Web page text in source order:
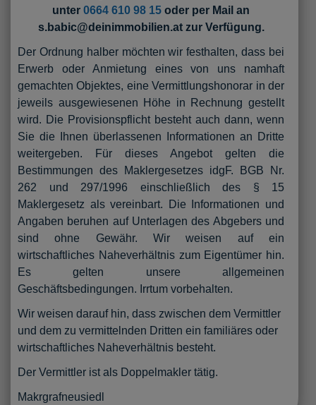
unter 0664 610 98 15 oder per Mail an
s.babic@deinimmobilien.at zur Verfügung.
Der Ordnung halber möchten wir festhalten, dass bei
Erwerb oder Anmietung eines von uns namhaft
gemachten Objektes, eine Vermittlungshonorar in der
jeweils ausgewiesenen Höhe in Rechnung gestellt
wird. Die Provisionspflicht besteht auch dann, wenn
Sie die Ihnen überlassenen Informationen an Dritte
weitergeben. Für dieses Angebot gelten die
Bestimmungen des Maklergesetzes idgF. BGB Nr.
262 und 297/1996 einschließlich des § 15
Maklergesetz als vereinbart. Die Informationen und
Angaben beruhen auf Unterlagen des Abgebers und
sind ohne Gewähr. Wir weisen auf ein
wirtschaftliches Naheverhältnis zum Eigentümer hin.
Es gelten unsere allgemeinen
Geschäftsbedingungen. Irrtum vorbehalten.
Wir weisen darauf hin, dass zwischen dem Vermittler
und dem zu vermittelnden Dritten ein familiäres oder
wirtschaftliches Naheverhältnis besteht.
Der Vermittler ist als Doppelmakler tätig.
Makrgrafneusiedl